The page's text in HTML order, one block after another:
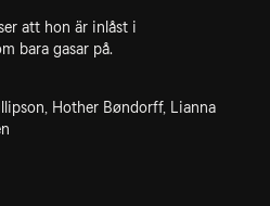
att hon är inlåst i
bara gasar på.
Hother Bøndorff, Lianna